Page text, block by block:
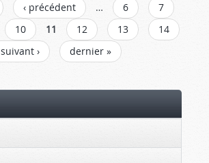
‹ précédent … 6
7
10 11 12 13
14
suivant ›
dernier »